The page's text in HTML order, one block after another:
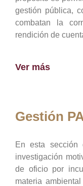
gestión pública,
combatan la
rendición de
Ver más
Gestión
En esta sección
investigación
de oficio por
materia